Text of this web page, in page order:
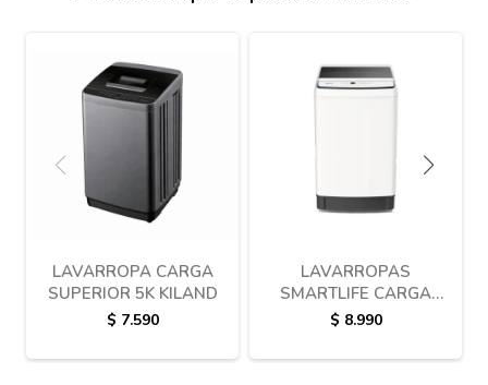
LAVARROPA CARGA
SUPERIOR 5K KILAND
$ 7.590
LAVARROPAS
SMARTLIFE CARGA
SUPERIOR 5KG
$ 8.990